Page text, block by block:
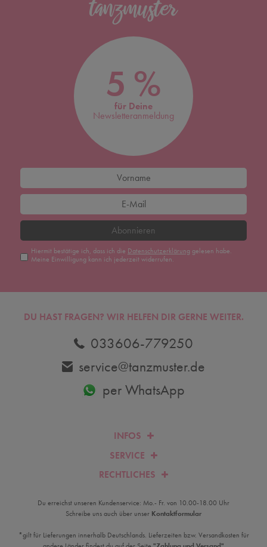
5 %
für Deine
Newsletteranmeldung
Abonnieren
Hiermit bestätige ich, dass ich die Daten­schutz­erklärunggelesen habe.
Meine Einwilligung kann ich jederzeit widerrufen.
INFOS
SERVICE
RECHTLICHES
DU HAST FRAGEN? WIR HELFEN DIR GERNE WEITER.
033606-779250
service@tanzmuster.de
per WhatsApp
Du erreichst unseren Kundenservice: Mo.- Fr. von 10.00-18.00 Uhr
Schreibe uns auch über unser Kontaktformular
*gilt für Lieferungen innerhalb Deutschlands. Lieferzeiten bzw. Versandkosten für